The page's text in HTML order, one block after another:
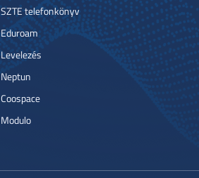
SZTE telefonkönyv
Eduroam
Levelezés
Neptun
Coospace
Modulo